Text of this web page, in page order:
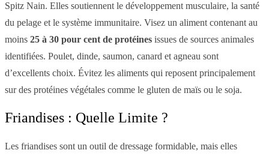
Spitz Nain. Elles soutiennent le développement musculaire, la santé
du pelage et le système immunitaire. Visez un aliment contenant au
moins 25 à 30 pour cent de protéines issues de sources animales
identifiées. Poulet, dinde, saumon, canard et agneau sont
d’excellents choix. Évitez les aliments qui reposent principalement
sur des protéines végétales comme le gluten de maïs ou le soja.
Friandises : Quelle Limite ?
Les friandises sont un outil de dressage formidable, mais elles